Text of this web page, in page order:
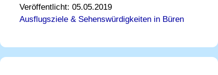
Veröffentlicht: 05.05.2019
Ausflugsziele & Sehenswürdigkeiten in Büren